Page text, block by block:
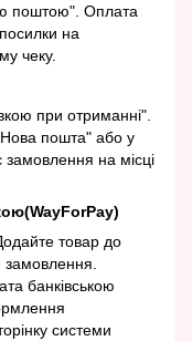
поштою". Оплата
на
чеку.
при отриманні".
пошта" або у
на місці
товар до
банківською
системи